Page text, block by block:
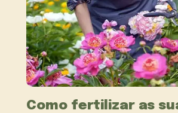
Como fertilizar as